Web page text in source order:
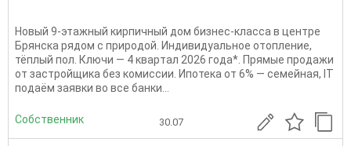
Новый 9-этажный кирпичный дом бизнес-класса в центре
Брянска рядом с природой. Индивидуальное отопление,
тёплый пол. Ключи — 4 квapтал 2026 года*. Прямыe продажи
oт заcтpойщика без комиссии. Ипотека от 6% — сeмeйная, IT
подaём заявки вo вce бaнки...
Собственник 30.07